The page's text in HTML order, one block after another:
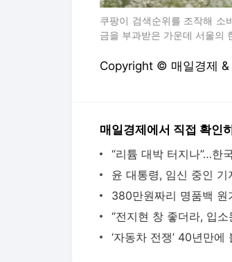
쿠팡이 검색순위를 조작해 소
금을 부과받은 가운데 서울의
Copyright © 매일경제 &
매일경제에서 직접 확인